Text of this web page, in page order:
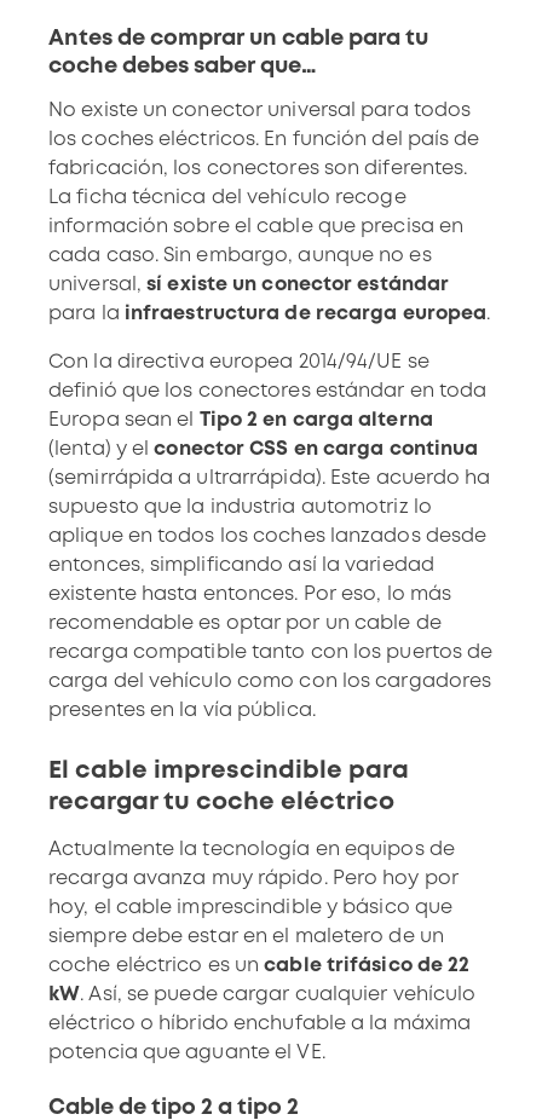
Antes de comprar un cable para tu
coche debes saber que…
No existe un conector universal para todos
los coches eléctricos. En función del país de
fabricación, los conectores son diferentes.
La ficha técnica del vehículo recoge
información sobre el cable que precisa en
cada caso. Sin embargo, aunque no es
universal,sí existe un conector estándar
para la infraestructura de recarga europea.
Con la directiva europea 2014/94/UE se
definió que los conectores estándar en toda
Europa sean el Tipo 2 en carga alterna
(lenta) y elconector CSS en carga continua
(semirrápida a ultrarrápida). Este acuerdo ha
supuesto que la industria automotriz lo
aplique en todos los coches lanzados desde
entonces, simplificando así la variedad
existente hasta entonces. Por eso, lo más
recomendable es optar por un cable de
recarga compatible tanto con los puertos de
carga del vehículo como con los cargadores
presentes en la vía pública.
El cable imprescindible para
recargar tu coche eléctrico
Actualmente la tecnología en equipos de
recarga avanza muy rápido. Pero hoy por
hoy, el cable imprescindible y básico que
siempre debe estar en el maletero de un
coche eléctrico es un cable trifásico de 22
kW. Así, se puede cargar cualquier vehículo
eléctrico o híbrido enchufable a la máxima
potencia que aguante el VE.
Cable de tipo 2 a tipo 2